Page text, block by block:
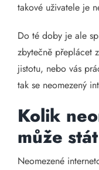
takové uživatele je
Do té doby je ale
zbytečně přeplácet
jistotu, nebo vás
tak se neomezený
Kolik
může
Neomezené